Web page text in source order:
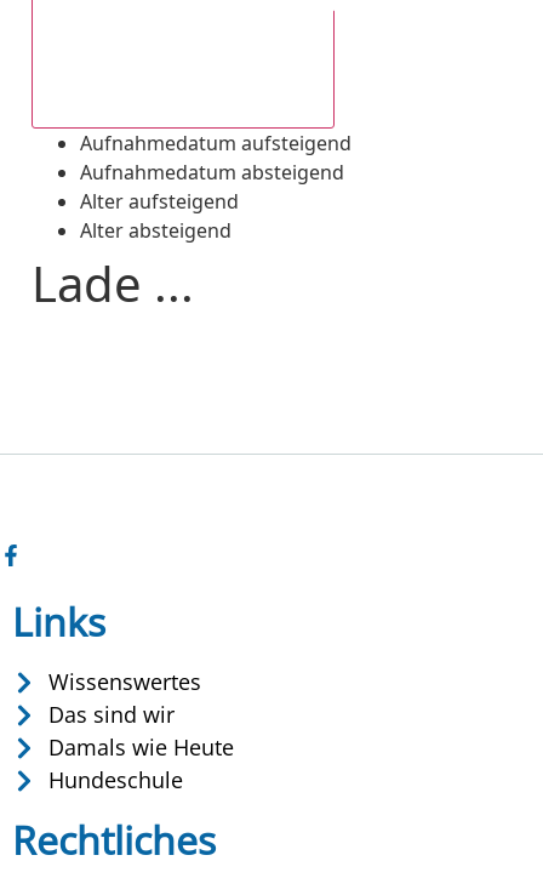
Aufnahmedatum aufsteigend
Aufnahmedatum absteigend
Alter aufsteigend
Alter absteigend
Lade ...
Links
Wissenswertes
Das sind wir
Damals wie Heute
Hundeschule
Rechtliches